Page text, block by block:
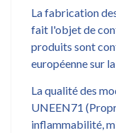
La fabrication
fait l'objet de
produits sont
européenne sur
La qualité des
UNEEN71
inflammabilité,